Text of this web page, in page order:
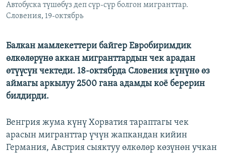
Автобуска түшөбүз деп сүр-сүр болгон мигранттар.
Словения, 19-октябрь
Балкан мамлекеттери байгер Евробиримдик
өлкөлөрүнө аккан мигранттардын чек арадан
өтүүсүн чектеди. 18-октябрда Словения күнүнө өз
аймагы аркылуу 2500 гана адамды коё берерин
билдирди.
Венгрия жума күнү Хорватия тараптагы чек
арасын мигранттар үчүн жапкандан кийин
Германия, Австрия сыяктуу өлкөлөр көзүнөн учкан